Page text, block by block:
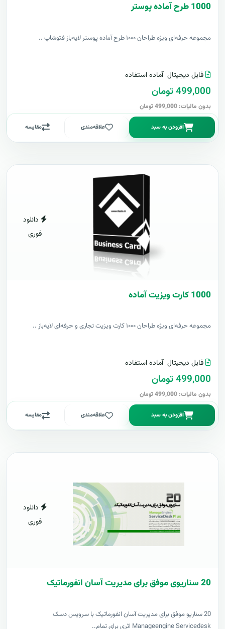
1000 طرح آماده پوستر
مجموعه حرفه‌ای ویژه طراحان ۱۰۰۰ طرح آماده پوستر لایه‌باز فتوشاپ ..
فایل دیجیتال آماده استفاده
499,000 تومان
بدون مالیات: 499,000 تومان
افزودن به سبد علاقه‌مندی مقایسه
دانلود
فوری
1000 کارت ويزيت آماده
مجموعه حرفه‌ای ویژه طراحان ۱۰۰۰ کارت ویزیت تجاری و حرفه‌ای لایه‌باز ..
فایل دیجیتال آماده استفاده
499,000 تومان
بدون مالیات: 499,000 تومان
افزودن به سبد علاقه‌مندی مقایسه
دانلود
فوری
20 سناریوی موفق برای مدیریت آسان انفورماتیک
20 سناریو موفق برای مدیریت آسان انفورماتیک با سرویس دسک
Manageengine Servicedesk اثری برای تمام..